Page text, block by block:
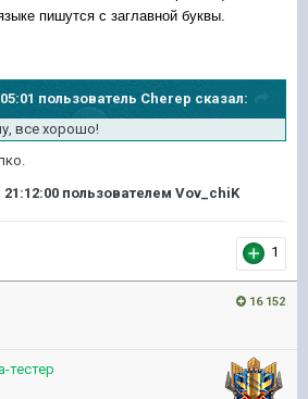
пишутся с заглавной буквы.
пользователь Cherep сказал:
все хорошо!
21:12:00 пользователем Vov_chiK
1
16 152
тестер